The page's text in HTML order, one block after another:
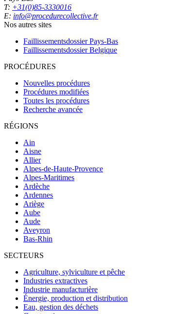
T: +31(0)85-3330016
E: info@procedurecollective.fr
Nos autres sites
Faillissementsdossier Pays-Bas
Faillissementsdossier Belgique
PROCÉDURES
Nouvelles procédures
Procédures modifiées
Toutes les procédures
Recherche avancée
RÉGIONS
Ain
Aisne
Allier
Alpes-de-Haute-Provence
Alpes-Maritimes
Ardèche
Ardennes
Ariège
Aube
Aude
Aveyron
Bas-Rhin
SECTEURS
Agriculture, sylviculture et pêche
Industries extractives
Industrie manufacturière
Énergie, production et distribution
Eau, gestion des déchets